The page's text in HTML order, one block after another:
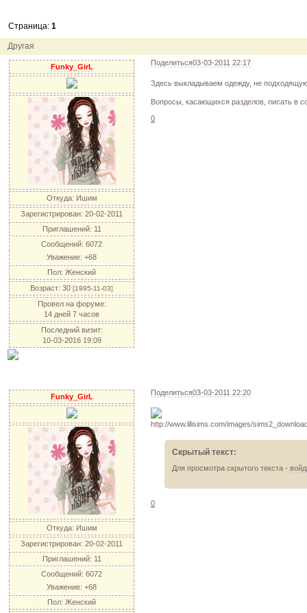
12.04.11
04.04.11
04.04.11
акция акция "Downloads"
Другая
Страница:1
Поделиться03-03-2011 22:17
Funky_GirL
Откуда: Ишим
Зарегистрирован: 20-02-2011
Приглашений: 11
Сообщений: 6072
Уважение: +68
Пол: Женский
Возраст: 30 [1995-11-03]
Провел на форуме:
14 дней 7 часов
Последний визит:
10-03-2016 19:09
Здесь выкладываем одежду, не
Вопросы, касающихся разделов, писать в
0
Поделиться03-03-2011 22:20
Funky_GirL
Откуда: Ишим
Зарегистрирован: 20-02-2011
Приглашений: 11
Сообщений: 6072
Уважение: +68
Пол: Женский
Скрытый текст:
Для просмотра скрытого текста -
0